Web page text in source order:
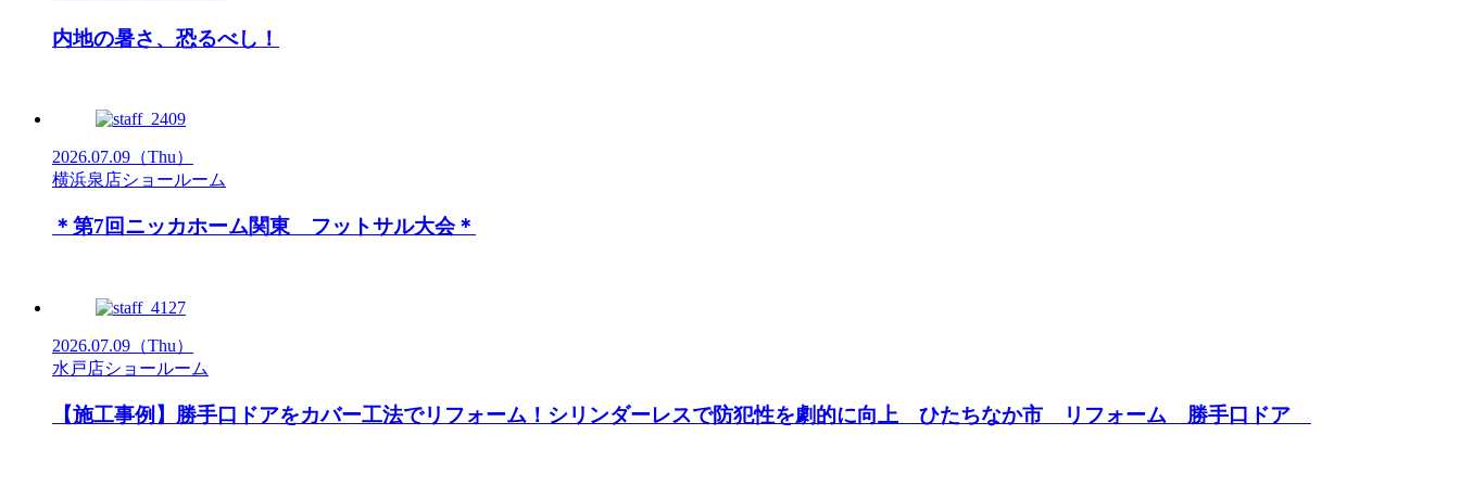
内地の暑さ、恐るべし！
2026.07.09 （Thu）
横浜泉店ショールーム
＊第7回ニッカホーム関東 フットサル大会＊
2026.07.09 （Thu）
水戸店ショールーム
【施工事例】勝手口ドアをカバー工法でリフォーム！シリンダーレスで防犯性を劇的に向上 ひたちなか市 リフォーム 勝手口ドア